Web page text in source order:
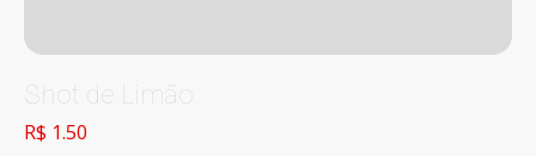
Shot de Limão
R$ 1.50